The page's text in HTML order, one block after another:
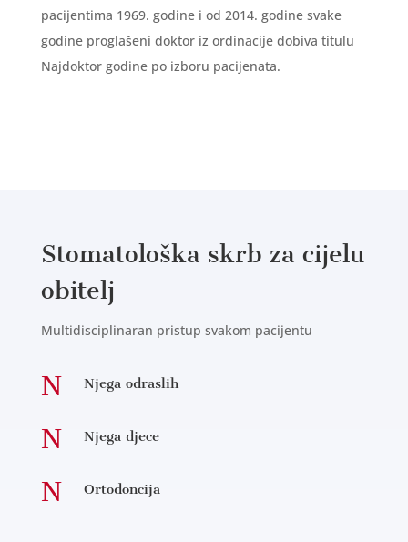
pacijentima 1969. godine i od 2014. godine svake
godine proglašeni doktor iz ordinacije dobiva titulu
Najdoktor godine po izboru pacijenata.
Stomatološka skrb za cijelu
obitelj
Multidisciplinaran pristup svakom pacijentu
N Njega odraslih
N Njega djece
N Ortodoncija